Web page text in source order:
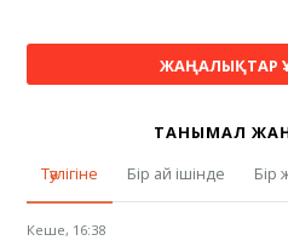
ЖАҢАЛЫҚТАР
ТАНЫМАЛ
Тәулігіне
Бір ай ішінде Бір
Кеше, 16:38